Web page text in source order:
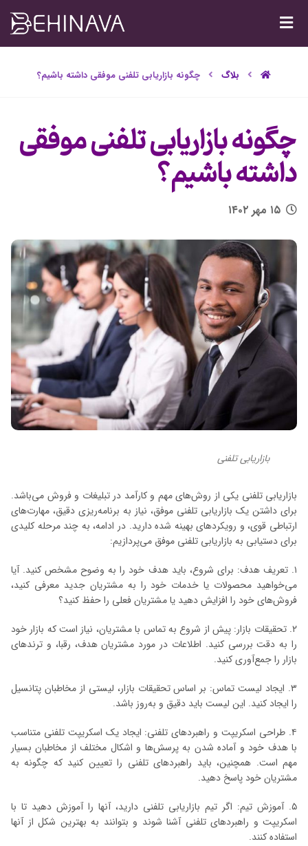
بلاگ چگونه بازاریابی تلفنی موفقی داشته باشیم؟
چگونه بازاریابی تلفنی موفقی
داشته باشیم؟
۱۵ مهر ۱۴۰۲
بازاریابی تلفنی
بازاریابی تلفنی یکی از روش‌های مهم و کارآمد در تبلیغات و فروش می‌باشد.
برای داشتن یک بازاریابی تلفنی موفق، نیاز به برنامه‌ریزی دقیق، مهارت‌های
ارتباطی قوی، و رویکردهای بهینه شده دارید. در ادامه، به چند مرحله کلیدی
برای دستیابی به بازاریابی تلفنی موفق می‌پردازیم:
۱. تعریف هدف: برای شروع، باید هدف خود را به وضوح مشخص کنید. آیا
می‌خواهید محصولات یا خدمات خود را به مشتریان جدید معرفی کنید،
فروش‌های خود را افزایش دهید یا مشتریان فعلی را حفظ کنید؟
۲. تحقیقات بازار: پیش از شروع به تماس با مشتریان، نیاز است که بازار خود
را به دقت بررسی کنید. اطلاعات در مورد مشتریان هدف، رقبا، و ترندهای
بازار را جمع‌آوری کنید.
۳. ایجاد لیست تماس: بر اساس تحقیقات بازار، لیستی از مخاطبان پتانسیل
را ایجاد کنید. این لیست باید دقیق و به‌روز باشد.
۴. طراحی اسکریپت و راهبردهای تلفنی: ایجاد یک اسکریپت تلفنی متناسب
با هدف خود و آماده شدن به پرسش‌ها و اشکال مختلف از مخاطبان بسیار
مهم است. همچنین، باید راهبردهای تلفنی را تعیین کنید که چگونه به
مشتریان خود پاسخ دهید.
۵. آموزش تیم: اگر تیم بازاریابی تلفنی دارید، آنها را آموزش دهید تا با
اسکریپت و راهبردهای تلفنی آشنا شوند و بتوانند به بهترین شکل از آنها
استفاده کنند.